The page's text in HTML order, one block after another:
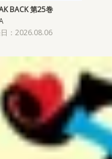
BACK 第25巻
：2026.08.06